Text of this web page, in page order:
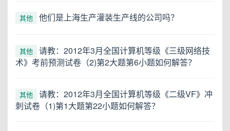
其他 他们是上海生产灌装生产线的公司吗？
其他
请教：2012年3月全国计算机等级《三级网络技
术》考前预测试卷（2)第2大题第6小题如何解答？
其他
请教：2012年3月全国计算机等级《二级VF》冲
刺试卷（1)第1大题第22小题如何解答？